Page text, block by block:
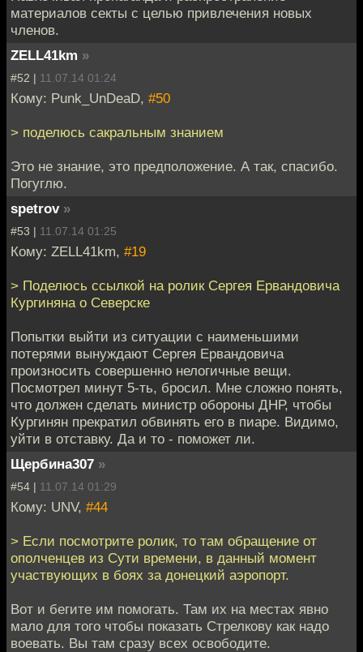
материалов секты с целью привлечения новых
членов.
ZELL41km »
#52 | 11.07.14 01:24
Кому: Punk_UnDeaD, #50
> поделюсь сакральным знанием
Это не знание, это предположение. А так, спасибо.
Погуглю.
spetrov »
#53 | 11.07.14 01:25
Кому: ZELL41km, #19
> Поделюсь ссылкой на ролик Сергея Ервандовича
Кургиняна о Северске
Попытки выйти из ситуации с наименьшими
потерями вынуждают Сергея Ервандовича
произносить совершенно нелогичные вещи.
Посмотрел минут 5-ть, бросил. Мне сложно понять,
что должен сделать министр обороны ДНР, чтобы
Кургинян прекратил обвинять его в пиаре. Видимо,
уйти в отставку. Да и то - поможет ли.
Щербина307 »
#54 | 11.07.14 01:29
Кому: UNV, #44
> Если посмотрите ролик, то там обращение от
ополченцев из Сути времени, в данный момент
участвующих в боях за донецкий аэропорт.
Вот и бегите им помогать. Там их на местах явно
мало для того чтобы показать Стрелкову как надо
воевать. Вы там сразу всех освободите.